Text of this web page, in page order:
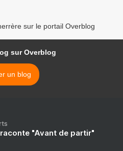
sur le portail Overblog
sur Overblog
un blog
"Avant de partir"